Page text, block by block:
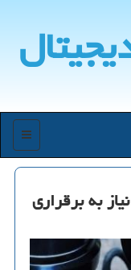
منو
به برقراری